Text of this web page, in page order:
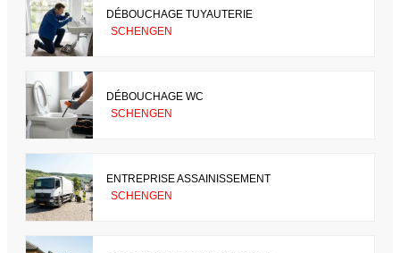
DÉBOUCHAGE TUYAUTERIE
SCHENGEN
DÉBOUCHAGE WC
SCHENGEN
ENTREPRISE ASSAINISSEMENT
SCHENGEN